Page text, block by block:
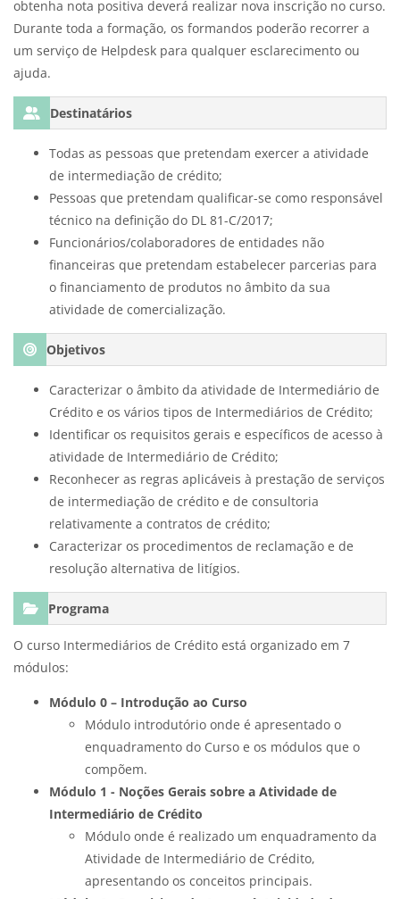
obtenha nota positiva deverá realizar nova inscrição no curso.
Durante toda a formação, os formandos poderão recorrer a
um serviço de Helpdesk para qualquer esclarecimento ou
ajuda.
Destinatários
Todas as pessoas que pretendam exercer a atividade
de intermediação de crédito;
Pessoas que pretendam qualificar-se como responsável
técnico na definição do DL 81-C/2017;
Funcionários/colaboradores de entidades não
financeiras que pretendam estabelecer parcerias para
o financiamento de produtos no âmbito da sua
atividade de comercialização.
Objetivos
Caracterizar o âmbito da atividade de Intermediário de
Crédito e os vários tipos de Intermediários de Crédito;
Identificar os requisitos gerais e específicos de acesso à
atividade de Intermediário de Crédito;
Reconhecer as regras aplicáveis à prestação de serviços
de intermediação de crédito e de consultoria
relativamente a contratos de crédito;
Caracterizar os procedimentos de reclamação e de
resolução alternativa de litígios.
Programa
O curso Intermediários de Crédito está organizado em 7
módulos:
Módulo 0 – Introdução ao Curso
Módulo introdutório onde é apresentado o
enquadramento do Curso e os módulos que o
compõem.
Módulo 1 - Noções Gerais sobre a Atividade de
Intermediário de Crédito
Módulo onde é realizado um enquadramento da
Atividade de Intermediário de Crédito,
apresentando os conceitos principais.